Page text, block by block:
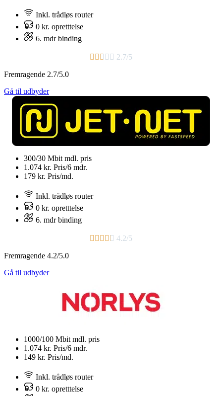
Inkl. trådløs router
0 kr. opretttelse
6. mdr binding​
     2.7/5
Fremragende 2.7/5.0
Gå til udbyder
300/30 Mbit mdl. pris
1.074 kr. Pris/6 mdr.
179 kr. Pris/md.
Inkl. trådløs router
0 kr. opretttelse
6. mdr binding​
     4.2/5
Fremragende 4.2/5.0
Gå til udbyder
1000/100 Mbit mdl. pris
1.074 kr. Pris/6 mdr.
149 kr. Pris/md.
Inkl. trådløs router
0 kr. opretttelse